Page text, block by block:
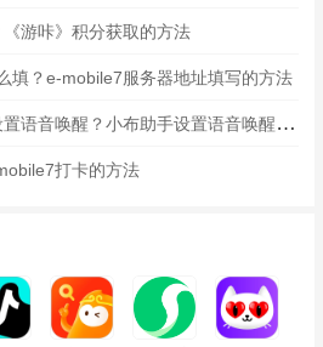
《游咔》积分获取的方法
填？e-mobile7服务器地址填写的方法
小布智能语音助手如何设置语音唤醒？小布助手设置语音唤醒的方法
打卡的方法